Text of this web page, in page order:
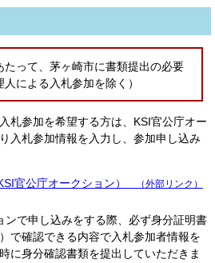
たって、茅ヶ崎市に書類提出の必要
による入札参加を除く）
札参加を希望する方は、KSI官公庁オー
入札参加情報を入力し、参加申し込み
官公庁オークション） （外部リンク）
ンで申し込みをする際、必ず身分証明書
で確認できる内容で入札参加者情報を
に身分確認書類を提出していただきま